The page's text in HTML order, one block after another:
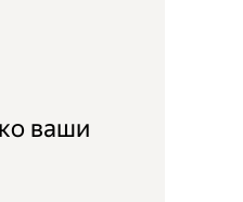
ваши